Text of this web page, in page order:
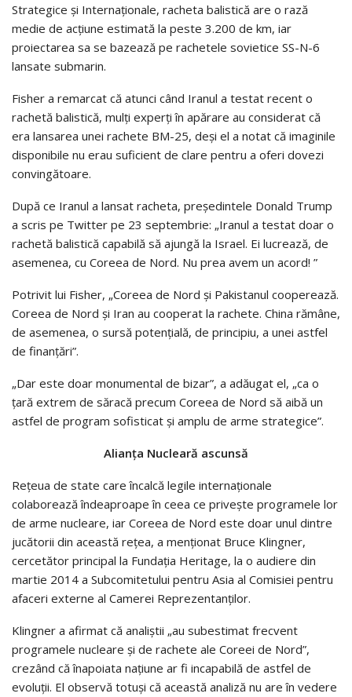
Strategice şi Internaţionale, racheta balistică are o rază
medie de acţiune estimată la peste 3.200 de km, iar
proiectarea sa se bazează pe rachetele sovietice SS-N-6
lansate submarin.
Fisher a remarcat că atunci când Iranul a testat recent o
rachetă balistică, mulţi experţi în apărare au considerat că
era lansarea unei rachete BM-25, deşi el a notat că imaginile
disponibile nu erau suficient de clare pentru a oferi dovezi
convingătoare.
După ce Iranul a lansat racheta, preşedintele Donald Trump
a scris pe Twitter pe 23 septembrie: „Iranul a testat doar o
rachetă balistică capabilă să ajungă la Israel. Ei lucrează, de
asemenea, cu Coreea de Nord. Nu prea avem un acord! ”
Potrivit lui Fisher, „Coreea de Nord şi Pakistanul cooperează.
Coreea de Nord şi Iran au cooperat la rachete. China rămâne,
de asemenea, o sursă potenţială, de principiu, a unei astfel
de finanţări”.
„Dar este doar monumental de bizar”, a adăugat el, „ca o
ţară extrem de săracă precum Coreea de Nord să aibă un
astfel de program sofisticat şi amplu de arme strategice”.
Alianţa Nucleară ascunsă
Reţeua de state care încalcă legile internaţionale
colaborează îndeaproape în ceea ce priveşte programele lor
de arme nucleare, iar Coreea de Nord este doar unul dintre
jucătorii din această reţea, a menţionat Bruce Klingner,
cercetător principal la Fundaţia Heritage, la o audiere din
martie 2014 a Subcomitetului pentru Asia al Comisiei pentru
afaceri externe al Camerei Reprezentanţilor.
Klingner a afirmat că analiştii „au subestimat frecvent
programele nucleare şi de rachete ale Coreei de Nord”,
crezând că înapoiata naţiune ar fi incapabilă de astfel de
evoluţii. El observă totuşi că această analiză nu are în vedere